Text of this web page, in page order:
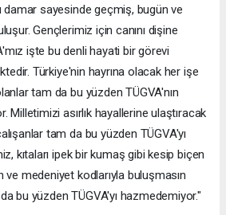
damar sayesinde geçmiş, bugün ve
Gençlerimiz için canını dişine
işte bu denli hayati bir görevi
Türkiye'nin hayrına olacak her işe
tam da bu yüzden TÜGVA'nın
Milletimizi asırlık hayallerine ulaştıracak
tam da bu yüzden TÜGVA'yı
kıtaları ipek bir kumaş gibi kesip biçen
ve medeniyet kodlarıyla buluşmasın
bu yüzden TÜGVA'yı hazmedemiyor."